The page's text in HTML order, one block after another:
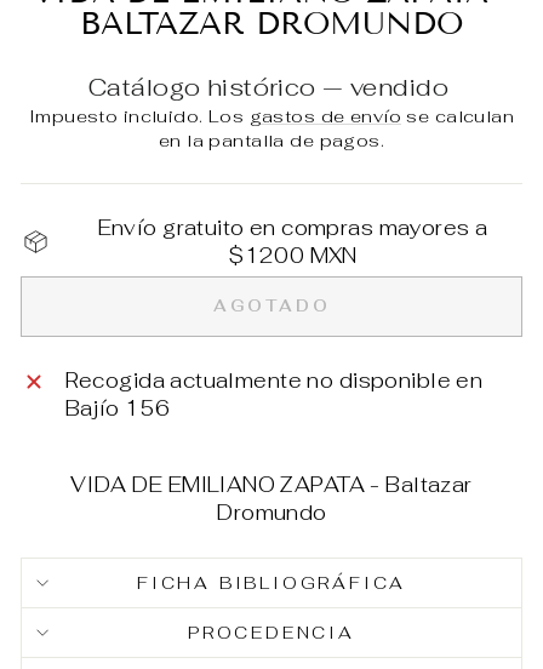
BALTAZAR DROMUNDO
Catálogo histórico — vendido
Impuesto incluido. Los gastos de envío se calculan
en la pantalla de pagos.
Envío gratuito en compras mayores a
$1200 MXN
AGOTADO
Recogida actualmente no disponible en
Bajío 156
VIDA DE EMILIANO ZAPATA - Baltazar
Dromundo
FICHA BIBLIOGRÁFICA
PROCEDENCIA